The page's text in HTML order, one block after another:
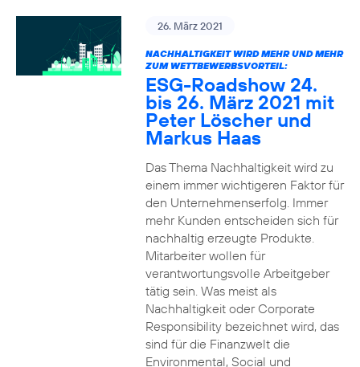
26. März 2021
NACHHALTIGKEIT WIRD MEHR UND MEHR
ZUM WETTBEWERBSVORTEIL:
ESG-Roadshow 24.
bis 26. März 2021 mit
Peter Löscher und
Markus Haas
Das Thema Nachhaltigkeit wird zu
einem immer wichtigeren Faktor für
den Unternehmenserfolg. Immer
mehr Kunden entscheiden sich für
nachhaltig erzeugte Produkte.
Mitarbeiter wollen für
verantwortungsvolle Arbeitgeber
tätig sein. Was meist als
Nachhaltigkeit oder Corporate
Responsibility bezeichnet wird, das
sind für die Finanzwelt die
Environmental, Social und